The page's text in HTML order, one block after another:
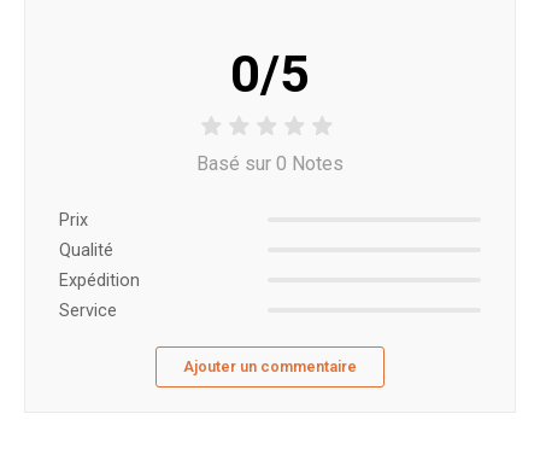
0/5
Basé sur 0 Notes
Prix ​​
Qualité
Expédition
Service
Ajouter un commentaire